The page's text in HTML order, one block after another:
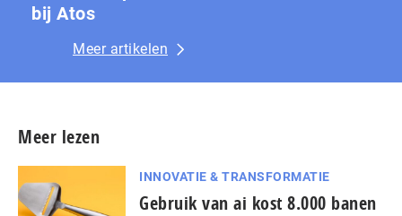
bij Atos
Meer artikelen
Meer lezen
INNOVATIE & TRANSFORMATIE
Gebruik van ai kost 8.000 banen